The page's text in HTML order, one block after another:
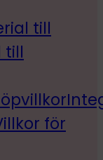
till
till
för